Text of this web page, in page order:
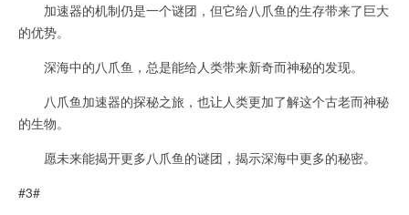
加速器的机制仍是一个谜团，但它给八爪鱼的生存带来了巨大
的优势。
深海中的八爪鱼，总是能给人类带来新奇而神秘的发现。
八爪鱼加速器的探秘之旅，也让人类更加了解这个古老而神秘
的生物。
愿未来能揭开更多八爪鱼的谜团，揭示深海中更多的秘密。
#3#